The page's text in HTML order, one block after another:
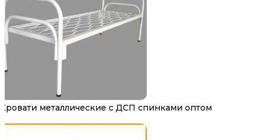
Кровати металлические с ДСП спинками оптом